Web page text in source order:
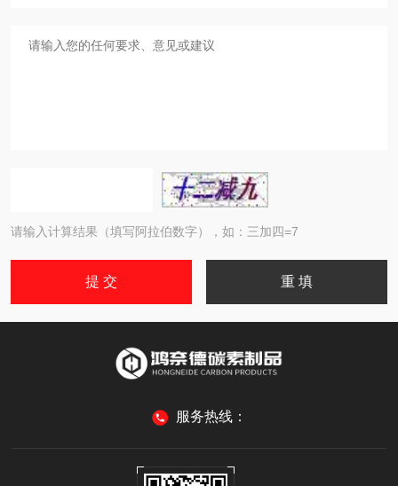
请输入计算结果（填写阿拉伯数字），如：三加四=7
服务热线：